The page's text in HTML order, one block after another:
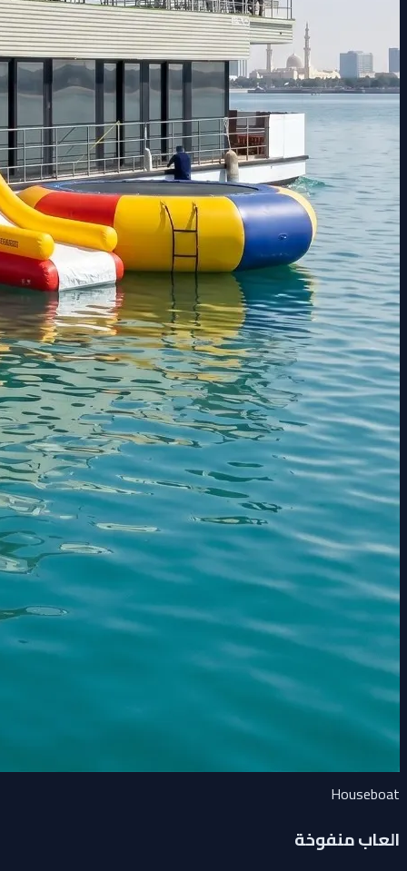
Houseboat
العاب منفوخة